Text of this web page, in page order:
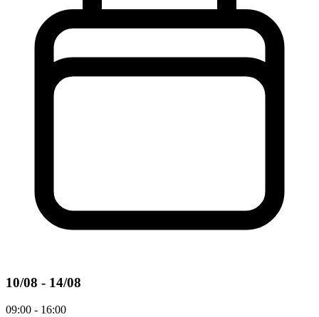
10/08 - 14/08
09:00 - 16:00